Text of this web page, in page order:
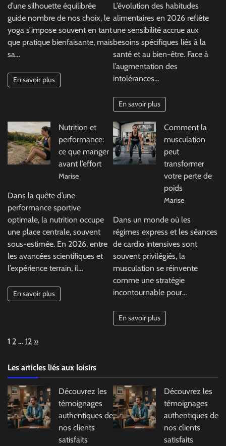
d’une silhouette équilibrée
guide nombre de nos choix, le
yoga s’impose souvent en tant
que pratique bienfaisante, mais
sa…
En savoir plus
L’évolution des habitudes
alimentaires en 2026 reflète
une sensibilité accrue aux
besoins spécifiques liés à la
santé et au bien-être. Face à
l’augmentation des
intolérances…
En savoir plus
Nutrition et
performance:
ce que manger
avant l’effort
Marise
Dans la quête d’une
performance sportive
optimale, la nutrition occupe
une place centrale, souvent
sous-estimée. En 2026, entre
les avancées scientifiques et
l’expérience terrain, il…
En savoir plus
Comment la
musculation
peut
transformer
votre perte de
poids
Marise
Dans un monde où les
régimes express et les séances
de cardio intensives sont
souvent privilégiés, la
musculation se réinvente
comme une stratégie
incontournable pour…
En savoir plus
Page:
1 2 … 12 Next
»
Les articles liés aux loisirs
Découvrez les
témoignages
authentiques de
nos clients
satisfaits
Découvrez les
témoignages
authentiques de
nos clients
satisfaits